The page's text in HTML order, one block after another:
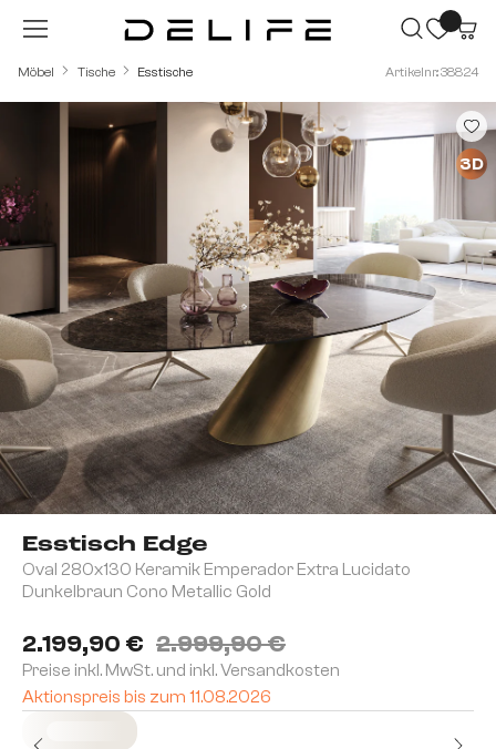
Zum Hauptinhalt springen
Möbel Tische Esstische Artikelnr.: 38824
Esstisch Edge
Oval 280x130 Keramik Emperador Extra Lucidato
Dunkelbraun Cono Metallic Gold
2.199,90 € 2.999,90 €
Preise inkl. MwSt. und inkl. Versandkosten
Aktionspreis bis zum 11.08.2026
Bildergalerie überspringen
3D